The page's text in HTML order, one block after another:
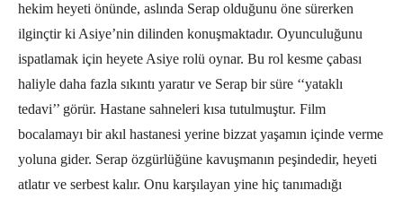
hekim heyeti önünde, aslında Serap olduğunu öne sürerken
ilginçtir ki Asiye’nin dilinden konuşmaktadır. Oyunculuğunu
ispatlamak için heyete Asiye rolü oynar. Bu rol kesme çabası
haliyle daha fazla sıkıntı yaratır ve Serap bir süre ‘‘yataklı
tedavi’’ görür. Hastane sahneleri kısa tutulmuştur. Film
bocalamayı bir akıl hastanesi yerine bizzat yaşamın içinde verme
yoluna gider. Serap özgürlüğüne kavuşmanın peşindedir, heyeti
atlatır ve serbest kalır. Onu karşılayan yine hiç tanımadığı